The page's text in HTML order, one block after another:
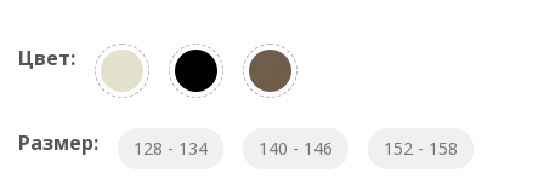
Цвет:
Размер: 128 - 134 140 - 146 152 - 158